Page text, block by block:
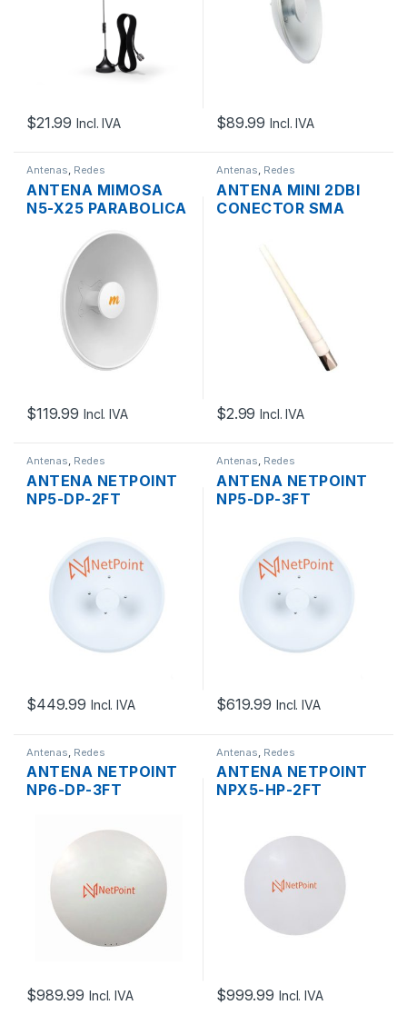
$21.99 Incl. IVA $89.99 Incl. IVA
Antenas, Redes
ANTENA MIMOSA
N5-X25 PARABOLICA
ON 25DBI 4.9-
6.4GHZ PTP
$119.99 Incl. IVA
Antenas, Redes
ANTENA MINI 2DBI
CONECTOR SMA
$2.99 Incl. IVA
Antenas, Redes
ANTENA NETPOINT
NP5-DP-2FT
30DBI 4.9-6.2GHZ
PTP
$449.99 Incl. IVA
Antenas, Redes
ANTENA NETPOINT
NP5-DP-3FT
34DBI 4.9-6.2GHZ
PTP
$619.99 Incl. IVA
Antenas Redes
ANTENA NETPOINT
NP6-DP-3FT
2×2 2XN HEMBRA
32DBI 5.9-7.2GHZ
$989.99 Incl. IVA
Antenas Redes
ANTENA NETPOINT
NPX5-HP-2FT
BLINDADA 30DBI 4.9-
6.4GHZ PTP
$999.99 Incl. IVA